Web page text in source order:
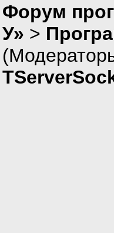
Форум
У» >